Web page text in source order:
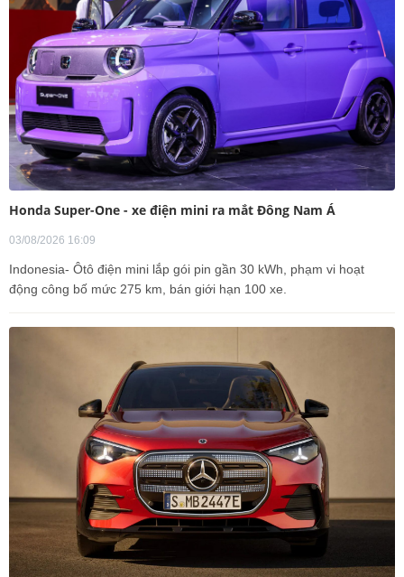
Honda Super-One - xe điện mini ra mắt Đông Nam Á
03/08/2026 16:09
Indonesia- Ôtô điện mini lắp gói pin gần 30 kWh, phạm vi hoạt
động công bố mức 275 km, bán giới hạn 100 xe.